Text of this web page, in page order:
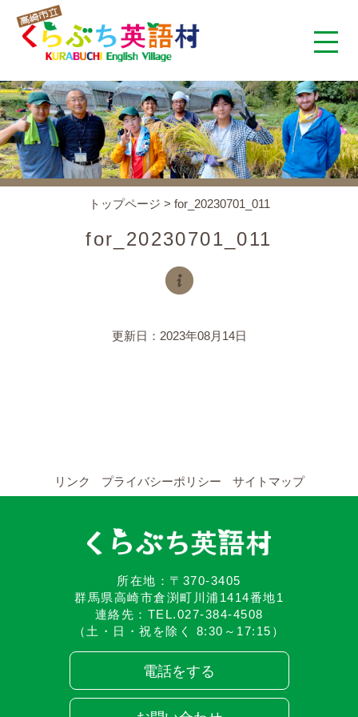
くらぶち英語村とは
コンセプト
アクセス
週末コース
短期コース
留学コースのご案内
通年コース
週末コース
短期コース
トップページ > for_20230701_011
for_20230701_011
更新日：2023年08月14日
リンク プライバシーポリシー サイトマップ
所在地：〒370-3405
群馬県高崎市倉渕町川浦1414番地1
連絡先：TEL.027-384-4508
（土・日・祝を除く 8:30～17:15）
電話をする